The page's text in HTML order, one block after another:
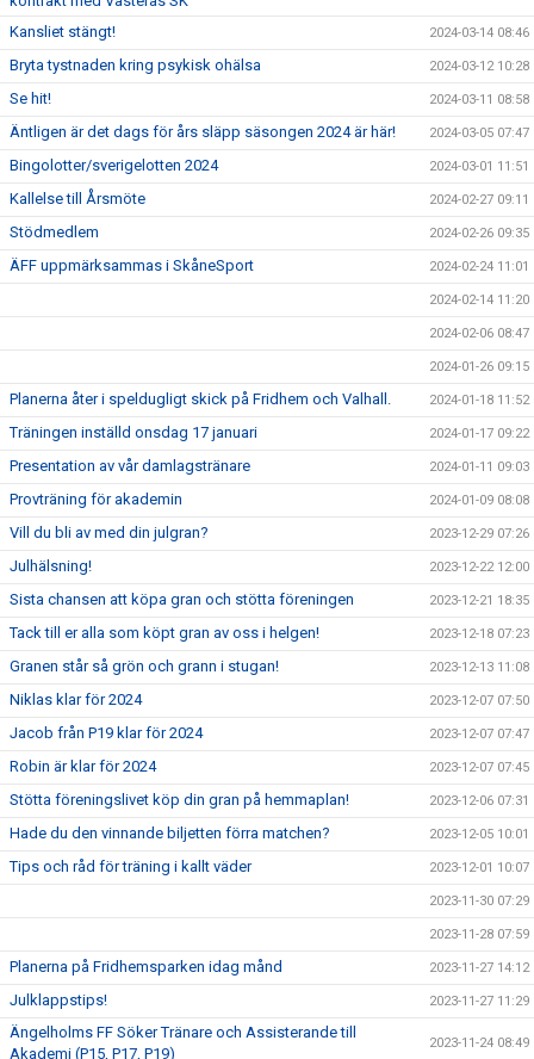
Kansliet stängt! 2024-03-14 08:46
Bryta tystnaden kring psykisk ohälsa 2024-03-12 10:28
Se hit! 2024-03-11 08:58
Äntligen är det dags för års släpp säsongen 2024 är här! 2024-03-05 07:47
Bingolotter/sverigelotten 2024 2024-03-01 11:51
Kallelse till Årsmöte 2024-02-27 09:11
Stödmedlem 2024-02-26 09:35
ÄFF uppmärksammas i SkåneSport 2024-02-24 11:01
2024-02-14 11:20
2024-02-06 08:47
2024-01-26 09:15
Planerna åter i speldugligt skick på Fridhem och Valhall. 2024-01-18 11:52
Träningen inställd onsdag 17 januari 2024-01-17 09:22
Presentation av vår damlagstränare 2024-01-11 09:03
Provträning för akademin 2024-01-09 08:08
Vill du bli av med din julgran? 2023-12-29 07:26
Julhälsning! 2023-12-22 12:00
Sista chansen att köpa gran och stötta föreningen 2023-12-21 18:35
Tack till er alla som köpt gran av oss i helgen! 2023-12-18 07:23
Granen står så grön och grann i stugan! 2023-12-13 11:08
Niklas klar för 2024 2023-12-07 07:50
Jacob från P19 klar för 2024 2023-12-07 07:47
Robin är klar för 2024 2023-12-07 07:45
Stötta föreningslivet köp din gran på hemmaplan! 2023-12-06 07:31
Hade du den vinnande biljetten förra matchen? 2023-12-05 10:01
Tips och råd för träning i kallt väder 2023-12-01 10:07
2023-11-30 07:29
2023-11-28 07:59
Planerna på Fridhemsparken idag månd 2023-11-27 14:12
Julklappstips! 2023-11-27 11:29
Ängelholms FF Söker Tränare och Assisterande till
Akademi (P15, P17, P19)
2023-11-24 08:49